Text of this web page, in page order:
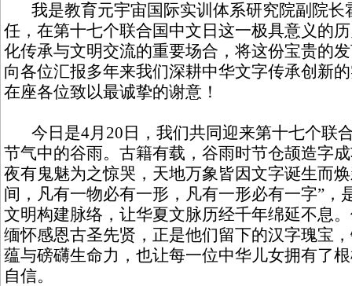
我是教育元宇宙国际实训体系研究院副院长
任，在第十七个联合国中文日这一极具意义的
化传承与文明交流的重要场合，将这份宝贵的
向各位汇报多年来我们深耕中华文字传承创新
在座各位致以最诚挚的谢意！
今日是4月20日，我们共同迎来第十七个联
节气中的谷雨。古籍有载，谷雨时节仓颉造字
夜有鬼魅为之惊哭，天地万象皆因文字诞生而
间，凡有一物必有一形，凡有一形必有一字”，
文明构建脉络，让华夏文脉历经千年绵延不息
缅怀感恩古圣先贤，正是他们留下的汉字瑰宝
蕴与磅礴生命力，也让每一位中华儿女拥有了
自信。